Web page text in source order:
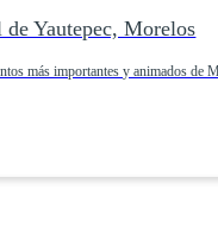
Yautepec, Morelos
más importantes y animados de